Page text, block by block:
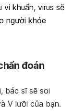
khuẩn, virus sẽ
người khỏe
đoán
bác sĩ sẽ soi
V lưỡi của bạn.